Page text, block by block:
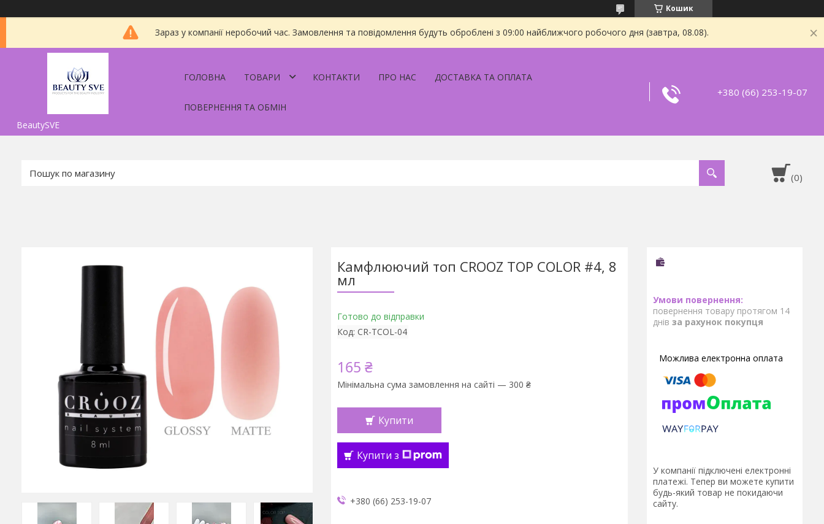
Кошик
Зараз у компанії неробочий час. Замовлення та повідомлення будуть оброблені з 09:00 найближчого робочого дня (завтра, 08.08).
BeautySVE
ГОЛОВНА ТОВАРИ КОНТАКТИ ПРО НАС ДОСТАВКА ТА ОПЛАТА
ПОВЕРНЕННЯ ТА ОБМІН
+380 (66) 253-19-07
Камфлюючий топ CROOZ TOP COLOR #4, 8
мл
Готово до відправки
Код: CR-TCOL-04
165 ₴
Мінімальна сума замовлення на сайті — 300 ₴
Купити
Купити з
+380 (66) 253-19-07
повернення товару протягом 14
днів за рахунок покупця
У компанії підключені електронні
платежі. Тепер ви можете купити
будь-який товар не покидаючи
сайту.